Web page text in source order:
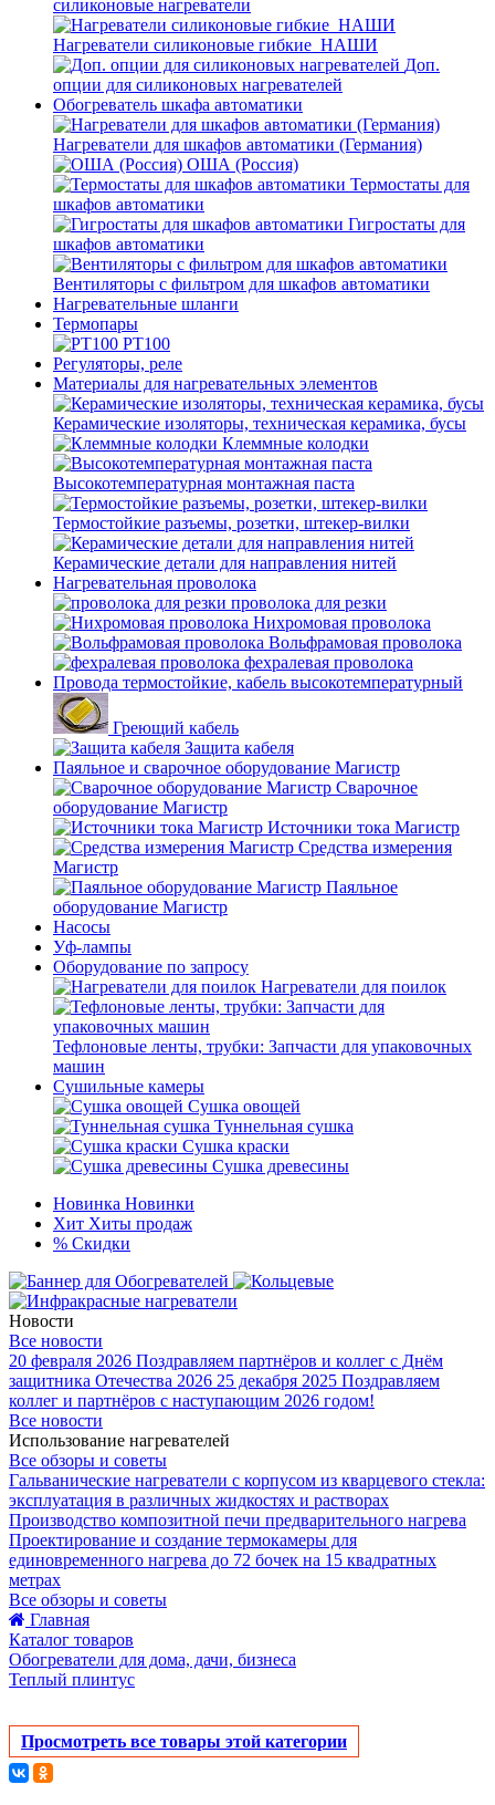
силиконовые нагреватели
Нагреватели силиконовые гибкие_НАШИ
Доп.
опции для силиконовых нагревателей
Обогреватель шкафа автоматики
Нагреватели для шкафов автоматики (Германия)
ОША (Россия)
Термостаты для
шкафов автоматики
Гигростаты для
шкафов автоматики
Вентиляторы с фильтром для шкафов автоматики
Нагревательные шланги
Термопары
PT100
Регуляторы, реле
Материалы для нагревательных элементов
Керамические изоляторы, техническая керамика, бусы
Клеммные колодки
Высокотемпературная монтажная паста
Термостойкие разъемы, розетки, штекер-вилки
Керамические детали для направления нитей
Нагревательная проволока
проволока для резки
Нихромовая проволока
Вольфрамовая проволока
фехралевая проволока
Провода термостойкие, кабель высокотемпературный
Греющий кабель
Защита кабеля
Паяльное и сварочное оборудование Магистр
Сварочное
оборудование Магистр
Источники тока Магистр
Средства измерения
Магистр
Паяльное
оборудование Магистр
Насосы
Уф-лампы
Оборудование по запросу
Нагреватели для поилок
Тефлоновые ленты, трубки: Запчасти для упаковочных
машин
Сушильные камеры
Сушка овощей
Туннельная сушка
Сушка краски
Сушка древесины
Новинка Новинки
Хит Хиты продаж
% Скидки
Новости
Все новости
20 февраля 2026 Поздравляем партнёров и коллег с Днём
защитника Отечества 2026 25 декабря 2025 Поздравляем
коллег и партнёров с наступающим 2026 годом!
Все новости
Использование нагревателей
Все обзоры и советы
Гальванические нагреватели с корпусом из кварцевого стекла:
эксплуатация в различных жидкостях и растворах
Производство композитной печи предварительного нагрева
Проектирование и создание термокамеры для
единовременного нагрева до 72 бочек на 15 квадратных
метрах
Все обзоры и советы
Главная
Каталог товаров
Обогреватели для дома, дачи, бизнеса
Теплый плинтус
Просмотреть все товары этой категории